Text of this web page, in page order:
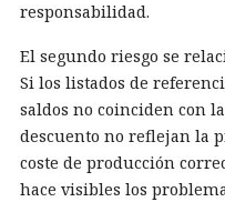
responsabilidad.
El segundo riesgo se
Si los listados de
saldos no coinciden con
descuento no reflejan la
coste de producción
hace visibles los